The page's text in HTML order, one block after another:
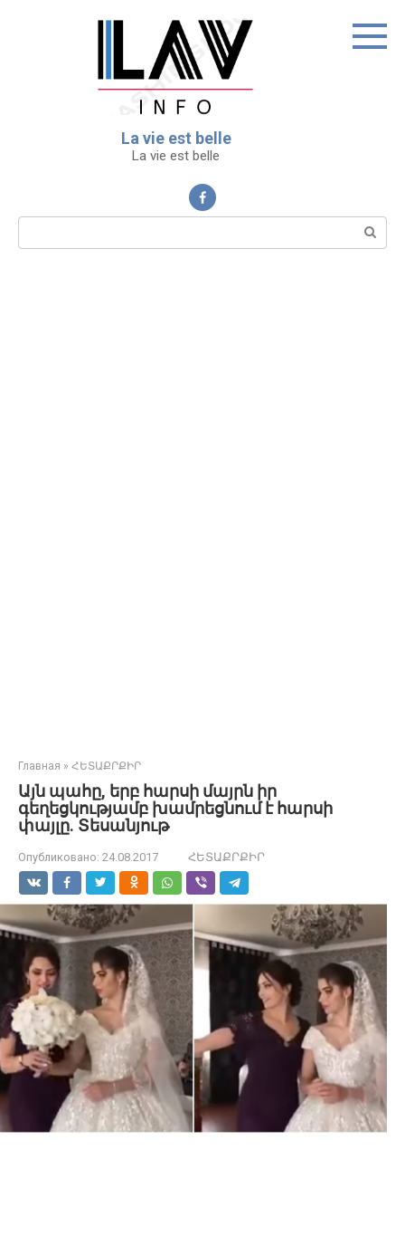
La vie est belle
La vie est belle
Поиск:
Главная » ՀԵՏԱՔՐՔԻՐ
Այն պահը, երբ հարսի մայրն իր
գեղեցկությամբ խամրեցնում է հարսի
փայլը. Տեսանյութ
Опубликовано: 24.08.2017 ՀԵՏԱՔՐՔԻՐ